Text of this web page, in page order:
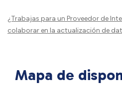
¿Trabajas para un Proveedor de
colaborar en la actualización de
Mapa de